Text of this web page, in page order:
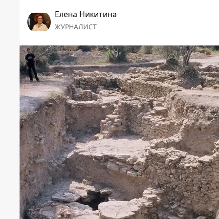
Елена Никитина
ЖУРНАЛИСТ